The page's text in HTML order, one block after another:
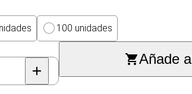
100 unidades
Añade